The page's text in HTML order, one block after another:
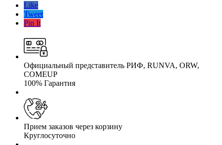
Like
Tweet
Pin It
Официальный представитель РИФ, RUNVA, ORW,
COMEUP
100% Гарантия
Прием заказов через корзину
Круглосуточно